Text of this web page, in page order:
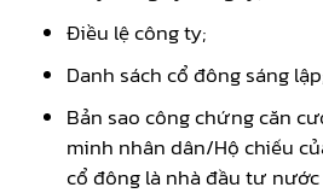
Điều lệ công ty;
Danh sách cổ đông sáng
Bản sao công chứng căn
minh nhân dân/Hộ chiếu
cổ đông là nhà đầu tư